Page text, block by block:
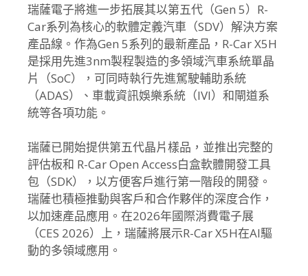
瑞薩電子將進一步拓展其以第五代（Gen 5）R-
Car系列為核心的軟體定義汽車（SDV） 解決方案
產品線。作為Gen 5系列的最新產品，R-Car X5H
是採用先進3nm製程製造的多領域汽車系統單晶
片（SoC），可同時執行先進駕駛輔助系統
（ADAS）、 車載資訊娛樂系統（IVI）和閘道系
統等各項功能。
瑞薩已開始提供第五代晶片樣品，並推出完整的
評估板和 R-Car Open Access白盒軟體開發工具
包（SDK）， 以方便客戶進行第一階段的開發。
瑞薩也積極推動與客戶和合作夥伴的深度合作，
以加速產品應用。 在2026年國際消費電子展
（CES 2026）上，瑞薩將展示R-Car X5H在AI驅
動的多領域應用。